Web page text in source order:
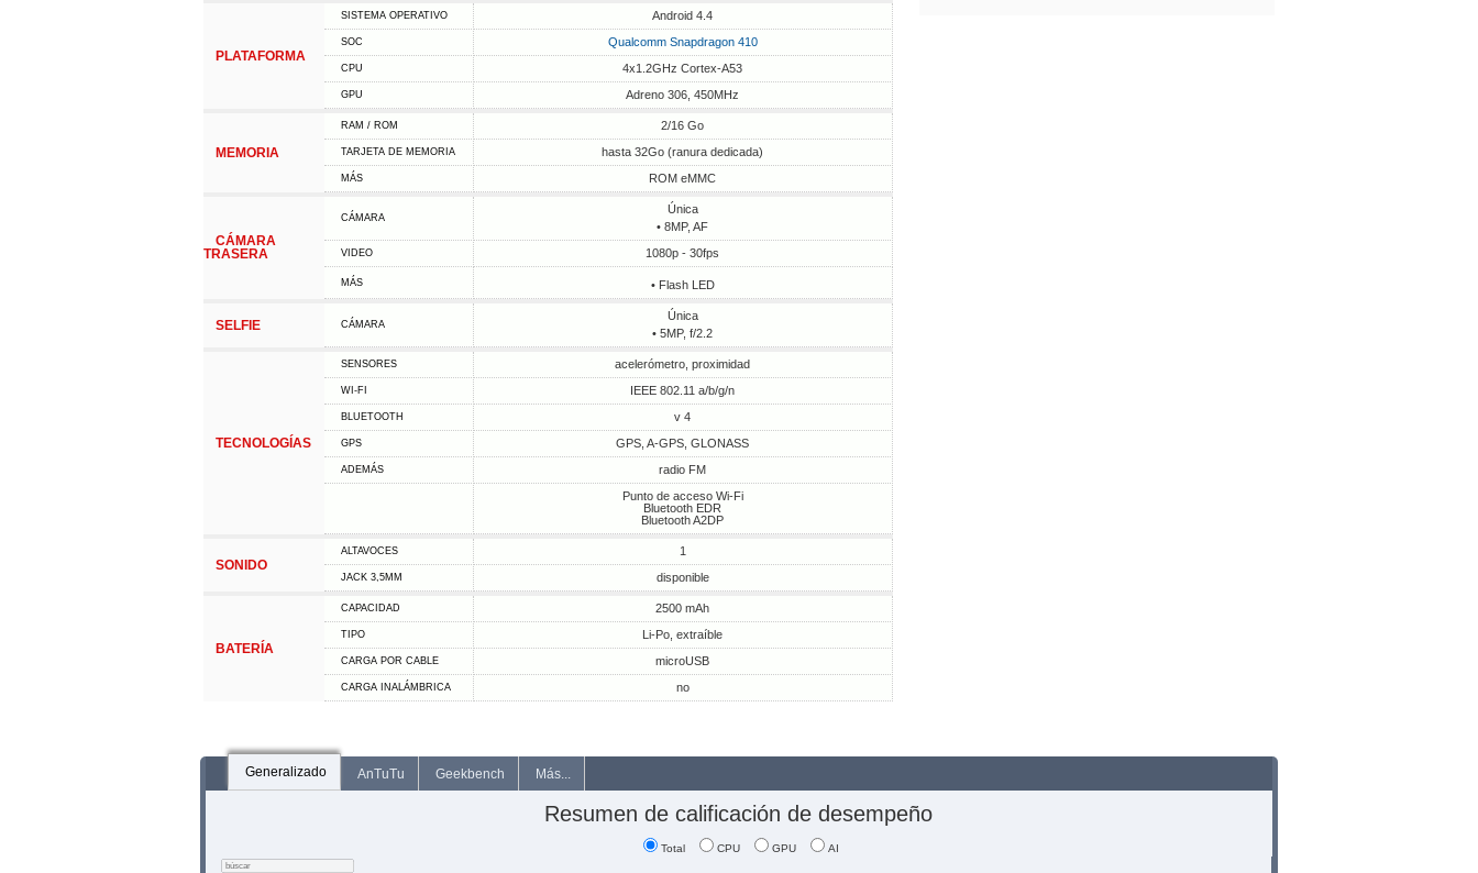
PLATAFORMA
SISTEMA OPERATIVO Android 4.4
SOC Qualcomm Snapdragon 410
CPU 4x1.2GHz Cortex-A53
GPU Adreno 306, 450MHz
MEMORIA
RAM / ROM 2/16 Go
TARJETA DE MEMORIA hasta 32Go (ranura dedicada)
MÁS ROM eMMC
CÁMARA
TRASERA
CÁMARA
Única
• 8MP, AF
VIDEO 1080p - 30fps
MÁS • Flash LED
SELFIE CÁMARA
Única
• 5MP, f/2.2
TECNOLOGÍAS
SENSORES acelerómetro, proximidad
WI-FI IEEE 802.11 a/b/g/n
BLUETOOTH v 4
GPS GPS, A-GPS, GLONASS
ADEMÁS
radio FM
Punto de acceso Wi-Fi
Bluetooth EDR
Bluetooth A2DP
SONIDO
ALTAVOCES 1
JACK 3,5MM disponible
BATERÍA
CAPACIDAD 2500 mAh
TIPO Li-Po, extraíble
CARGA POR CABLE microUSB
CARGA INALÁMBRICA no
Generalizado AnTuTu Geekbench Más...
Resumen de calificación de desempeño
Total CPU GPU AI